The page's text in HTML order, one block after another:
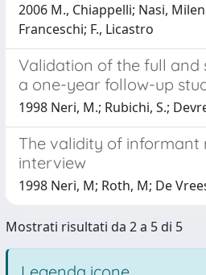
2006 M., Chiappelli; Nasi,
Franceschi; F., Licastro
Validation of the full and
a one-year follow-up
1998 Neri, M.; Rubichi, S.;
The validity of informant
interview
1998 Neri, M; Roth, M; De
Mostrati risultati da 2 a 5 di 5